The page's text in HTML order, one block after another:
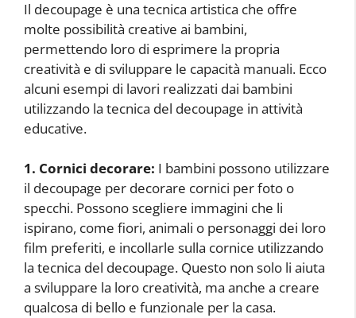
Il decoupage è una tecnica artistica che offre
molte possibilità creative ai bambini,
permettendo loro di esprimere la propria
creatività e di sviluppare le capacità manuali. Ecco
alcuni esempi di lavori realizzati dai bambini
utilizzando la tecnica del decoupage in attività
educative.
1. Cornici decorare: I bambini possono utilizzare
il decoupage per decorare cornici per foto o
specchi. Possono scegliere immagini che li
ispirano, come fiori, animali o personaggi dei loro
film preferiti, e incollarle sulla cornice utilizzando
la tecnica del decoupage. Questo non solo li aiuta
a sviluppare la loro creatività, ma anche a creare
qualcosa di bello e funzionale per la casa.